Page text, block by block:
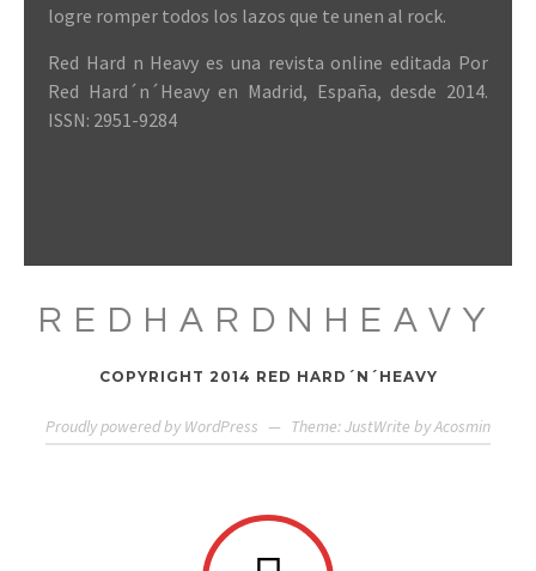
logre romper todos los lazos que te unen al rock.
Red Hard n Heavy es una revista online editada Por
Red Hard´n´Heavy en Madrid, España, desde 2014.
ISSN: 2951-9284
REDHARDNHEAVY
COPYRIGHT 2014 RED HARD´N´HEAVY
Proudly powered by WordPress — Theme: JustWrite byAcosmin